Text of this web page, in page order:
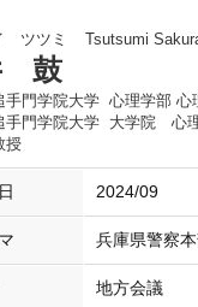
ツツミ Tsutsumi
鼓
手門学院大学 心理学部 心
手門学院大学 大学院 心
授
2024/09
兵庫県警察
地方会議